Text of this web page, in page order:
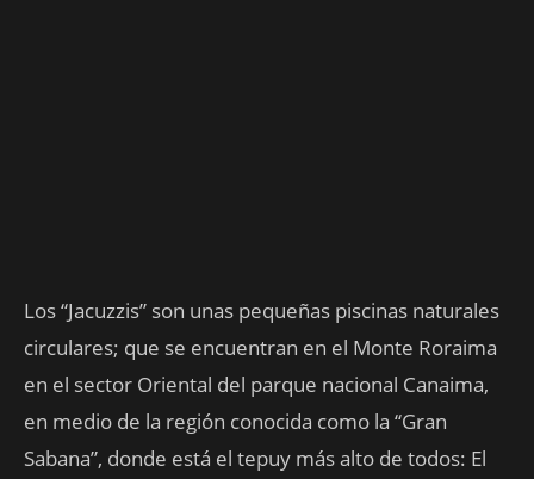
Los “Jacuzzis” son unas pequeñas piscinas naturales
circulares; que se encuentran en el Monte Roraima
en el sector Oriental del parque nacional Canaima,
en medio de la región conocida como la “Gran
Sabana”, donde está el tepuy más alto de todos: El